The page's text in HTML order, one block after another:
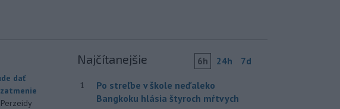
dať
Najčítanejšie 6h 24h 7d
1
Po streľbe v škole neďaleko
Bangkoku hlásia štyroch mŕtvych